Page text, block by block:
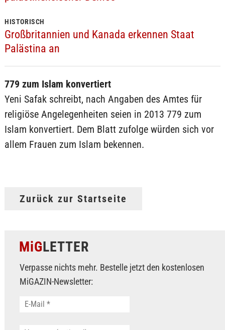
HISTORISCH
Großbritannien und Kanada erkennen Staat
Palästina an
779 zum Islam konvertiert
Yeni Safak schreibt, nach Angaben des Amtes für
religiöse Angelegenheiten seien in 2013 779 zum
Islam konvertiert. Dem Blatt zufolge würden sich vor
allem Frauen zum Islam bekennen.
Zurück zur Startseite
MiGLETTER
Verpasse nichts mehr. Bestelle jetzt den kostenlosen
MiGAZIN-Newsletter: